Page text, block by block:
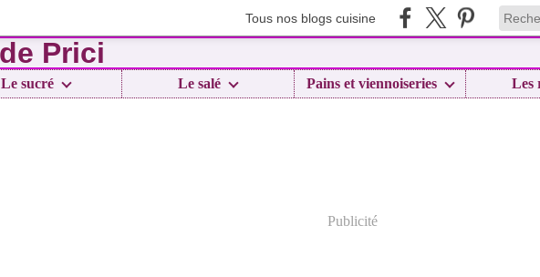
Tous nos blogs cuisine
Le sucré Le salé Pains et viennoiseries Les
Publicité